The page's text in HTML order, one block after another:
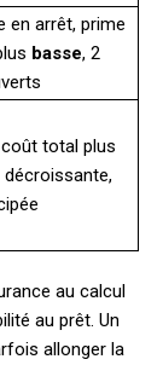
en arrêt, prime
basse, 2
total plus
décroissante,
au calcul
au prêt. Un
allonger la